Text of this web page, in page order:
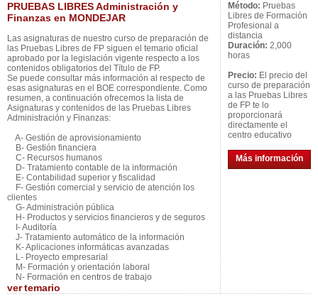
PRUEBAS LIBRES Administración y
Finanzas en MONDEJAR
Las asignaturas de nuestro curso de preparación de
las Pruebas Libres de FP siguen el temario oficial
aprobado por la legislación vigente respecto a los
contenidos obligatorios del Título de FP.
Se puede consultar más información al respecto de
esas asignaturas en el BOE correspondiente. Como
resumen, a continuación ofrecemos la lista de
Asignaturas y contenidos de las Pruebas Libres
Administración y Finanzas:
A- Gestión de aprovisionamiento
B- Gestión financiera
C- Recursos humanos
D- Tratamiento contable de la información
E- Contabilidad superior y fiscalidad
F- Gestión comercial y servicio de atención los
clientes
G- Administración pública
H- Productos y servicios financieros y de seguros
I- Auditoría
J- Tratamiento automático de la información
K- Aplicaciones informáticas avanzadas
L- Proyecto empresarial
M- Formación y orientación laboral
N- Formación en centros de trabajo
vertemario
Método: Pruebas
Libres de Formación
Profesional a
distancia
Duración: 2,000
horas
Precio: El precio del
curso de preparación
a las Pruebas Libres
de FP te lo
proporcionará
directamente el
centro educativo
Más información